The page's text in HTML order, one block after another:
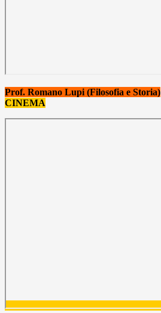
Prof. Romano Lupi (Filosofia e Storia)
CINEMA